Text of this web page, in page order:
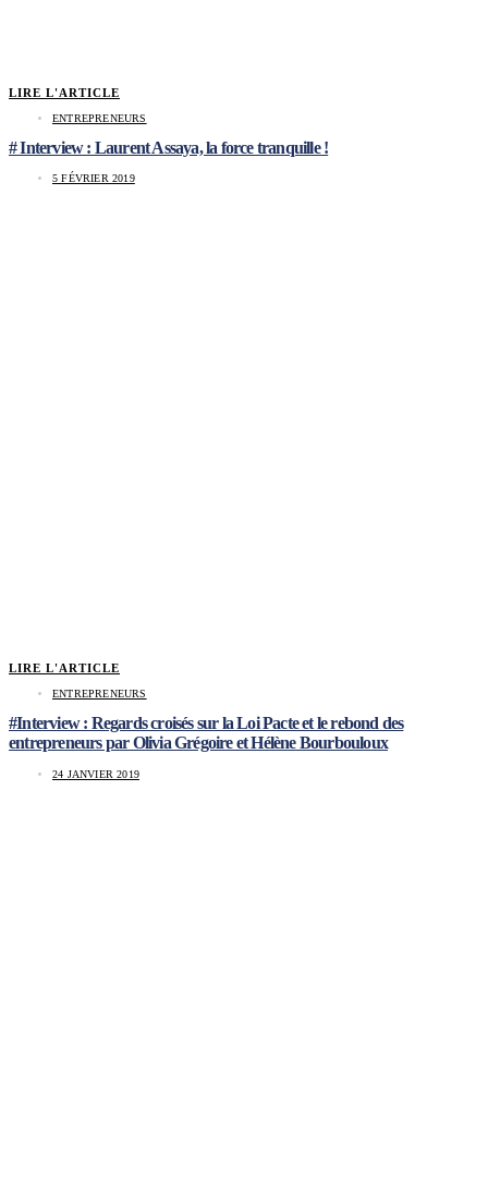
LIRE L'ARTICLE
ENTREPRENEURS
# Interview : Laurent Assaya, la force tranquille !
5 FÉVRIER 2019
LIRE L'ARTICLE
ENTREPRENEURS
#Interview : Regards croisés sur la Loi Pacte et le rebond des
entrepreneurs par Olivia Grégoire et Hélène Bourbouloux
24 JANVIER 2019